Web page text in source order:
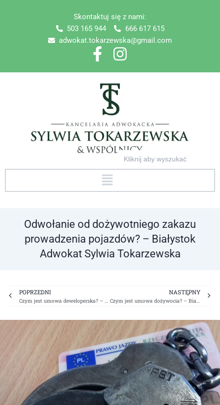
Skontaktuj się z nami:
503 165 944
666 617 615
adwokat.tokarzewska@gmail.com
Menu
Search
for:
Odwołanie od dożywotniego zakazu
prowadzenia pojazdów? – Białystok
Adwokat Sylwia Tokarzewska
PrevPOPRZEDNI NASTĘPNY